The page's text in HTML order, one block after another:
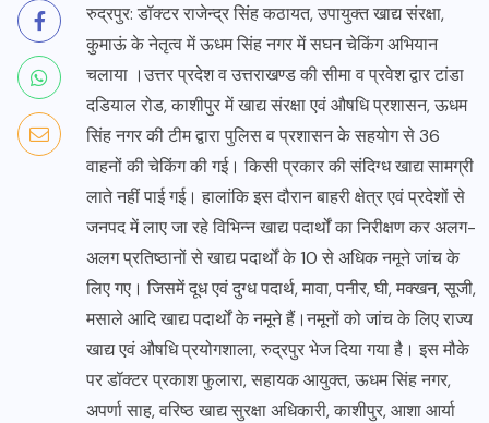
रुद्रपुर: डॉक्टर राजेन्द्र सिंह कठायत, उपायुक्त खाद्य संरक्षा,
कुमाऊं के नेतृत्व में ऊधम सिंह नगर में सघन चेकिंग अभियान
चलाया ।उत्तर प्रदेश व उत्तराखण्ड की सीमा व प्रवेश द्वार टांडा
दडियाल रोड, काशीपुर में खाद्य संरक्षा एवं औषधि प्रशासन, ऊधम
सिंह नगर की टीम द्वारा पुलिस व प्रशासन के सहयोग से 36
वाहनों की चेकिंग की गई। किसी प्रकार की संदिग्ध खाद्य सामग्री
लाते नहीं पाई गई। हालांकि इस दौरान बाहरी क्षेत्र एवं प्रदेशों से
जनपद में लाए जा रहे विभिन्न खाद्य पदार्थों का निरीक्षण कर अलग-
अलग प्रतिष्ठानों से खाद्य पदार्थों के 10 से अधिक नमूने जांच के
लिए गए। जिसमें दूध एवं दुग्ध पदार्थ, मावा, पनीर, घी, मक्खन, सूजी,
मसाले आदि खाद्य पदार्थों के नमूने हैं।नमूनों को जांच के लिए राज्य
खाद्य एवं औषधि प्रयोगशाला, रुद्रपुर भेज दिया गया है। इस मौके
पर डॉक्टर प्रकाश फुलारा, सहायक आयुक्त, ऊधम सिंह नगर,
अपर्णा साह, वरिष्ठ खाद्य सुरक्षा अधिकारी, काशीपुर, आशा आर्या